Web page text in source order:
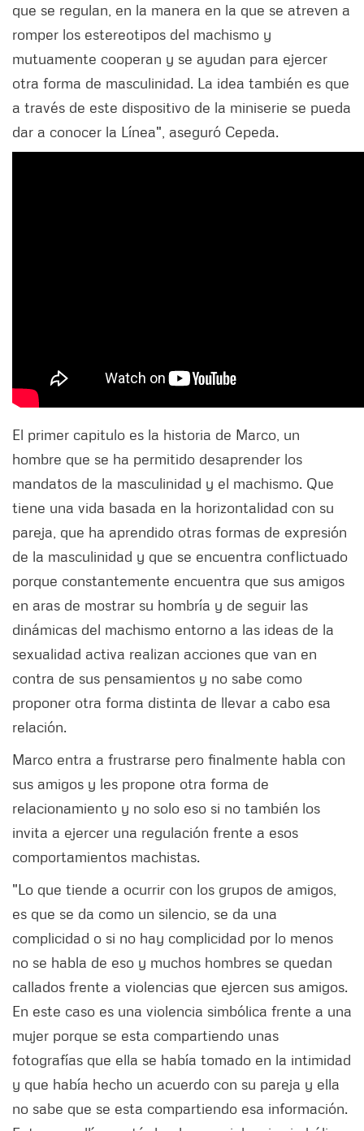
que se regulan, en la manera en la que se atreven a
romper los estereotipos del machismo y
mutuamente cooperan y se ayudan para ejercer
otra forma de masculinidad. La idea también es que
a través de este dispositivo de la miniserie se pueda
dar a conocer la Línea", aseguró Cepeda.
El primer capitulo es la historia de Marco, un
hombre que se ha permitido desaprender los
mandatos de la masculinidad y el machismo. Que
tiene una vida basada en la horizontalidad con su
pareja, que ha aprendido otras formas de expresión
de la masculinidad y que se encuentra conflictuado
porque constantemente encuentra que sus amigos
en aras de mostrar su hombría y de seguir las
dinámicas del machismo entorno a las ideas de la
sexualidad activa realizan acciones que van en
contra de sus pensamientos y no sabe como
proponer otra forma distinta de llevar a cabo esa
relación.
Marco entra a frustrarse pero finalmente habla con
sus amigos y les propone otra forma de
relacionamiento y no solo eso si no también los
invita a ejercer una regulación frente a esos
comportamientos machistas.
"Lo que tiende a ocurrir con los grupos de amigos,
es que se da como un silencio, se da una
complicidad o si no hay complicidad por lo menos
no se habla de eso y muchos hombres se quedan
callados frente a violencias que ejercen sus amigos.
En este caso es una violencia simbólica frente a una
mujer porque se esta compartiendo unas
fotografías que ella se había tomado en la intimidad
y que había hecho un acuerdo con su pareja y ella
no sabe que se esta compartiendo esa información.